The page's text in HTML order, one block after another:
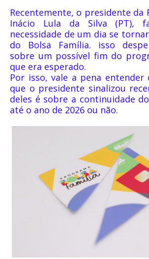
Recentemente, o presidente da
Inácio Lula da Silva (PT),
necessidade de um dia se
do Bolsa Família. isso
sobre um possível fim do
que era esperado.
Por isso, vale a pena
que o presidente sinalizou
deles é sobre a continuidade
até o ano de 2026 ou não.